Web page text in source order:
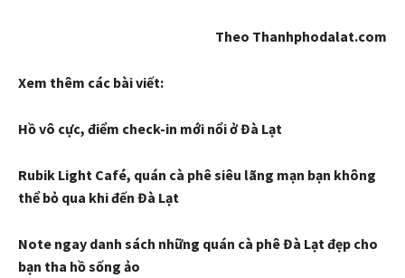
Theo Thanhphodalat.com
Xem thêm các bài viết:
Hồ vô cực, điểm check-in mới nổi ở Đà Lạt
Rubik Light Café, quán cà phê siêu lãng mạn bạn không
thể bỏ qua khi đến Đà Lạt
Note ngay danh sách những quán cà phê Đà Lạt đẹp cho
bạn tha hồ sống ảo